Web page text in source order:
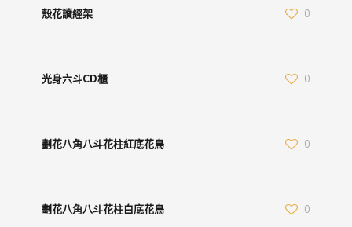
殼花讀經架 0
光身六斗CD櫃 0
劃花八角八斗花柱紅底花鳥 0
劃花八角八斗花柱白底花鳥 0